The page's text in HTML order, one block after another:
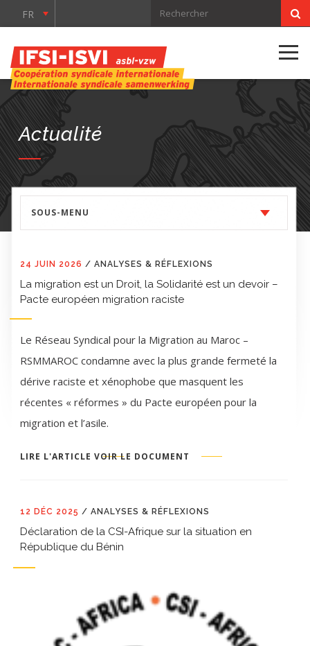
FR
Actualité
SOUS-MENU
24 JUIN 2026 / ANALYSES & RÉFLEXIONS
La migration est un Droit, la Solidarité est un devoir –
Pacte européen migration raciste
Le Réseau Syndical pour la Migration au Maroc –
RSMMAROC condamne avec la plus grande fermeté la
dérive raciste et xénophobe que masquent les
récentes « réformes » du Pacte européen pour la
migration et l’asile.
LIRE L'ARTICLE VOIR LE DOCUMENT
12 DÉC 2025 / ANALYSES & RÉFLEXIONS
Déclaration de la CSI-Afrique sur la situation en
République du Bénin